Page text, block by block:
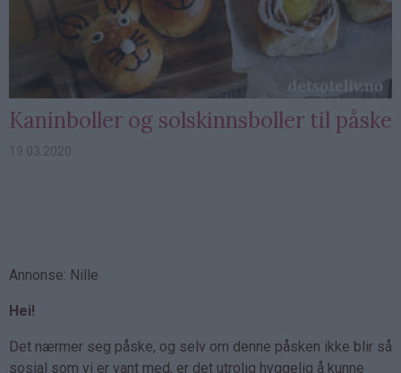
Kaninboller og solskinnsboller til påske
19.03.2020
Annonse: Nille
Hei!
Det nærmer seg påske, og selv om denne påsken ikke blir så
sosial som vi er vant med, er det utrolig hyggelig å kunne